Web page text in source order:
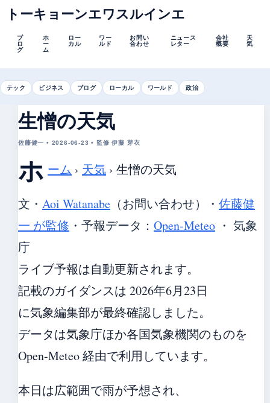
トーキョーンエワスルインエ
ブ
ロ
グ
ホ
ー
ム
ロー
カル
ワー
ルド
お問い
合わせ
ニュース
レター
会社
概要
天
気
テック ビジネス ブログ ローカル ワールド 政治
生憎の天気
佐藤健一 • 2026-06-23 • 監修 伊藤 芽衣
ホ ーム › 天気 › 生憎の天気
文・ Aoi Watanabe （お問い合わせ） ・ 佐藤健
一 が監修 ・ 予報データ： Open-Meteo ・ 気象
庁
ライブ予報は自動更新されます。
記載のガイダンスは 2026年6月23日
に気象編集部が最終確認しました。
データは気象庁ほか各国気象機関のものを
Open-Meteo 経由で利用しています。
本日は広範囲で雨が予想され、